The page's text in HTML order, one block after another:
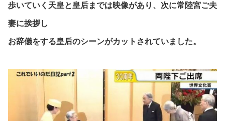
歩いていく天皇と皇后までは映像があり、次に常陸宮ご夫
妻に挨拶し
お辞儀をする皇后のシーンがカットされていました。